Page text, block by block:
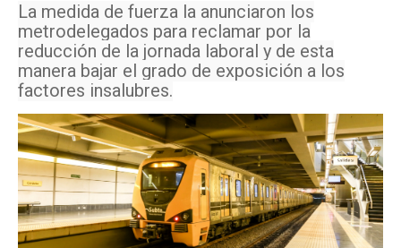
La medida de fuerza la anunciaron los
metrodelegados para reclamar por la
reducción de la jornada laboral y de esta
manera bajar el grado de exposición a los
factores insalubres.